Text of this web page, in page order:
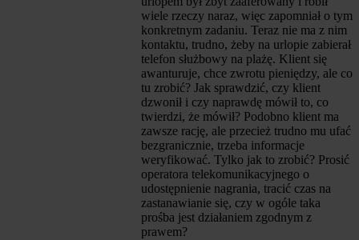
wiele rzeczy naraz, więc zapomniał o tym
konkretnym zadaniu. Teraz nie ma z nim
kontaktu, trudno, żeby na urlopie zabierał
telefon służbowy na plażę. Klient się
awanturuje, chce zwrotu pieniędzy, ale co
tu zrobić? Jak sprawdzić, czy klient
dzwonił i czy naprawdę mówił to, co
twierdzi, że mówił? Podobno klient ma
zawsze rację, ale przecież trudno mu ufać
bezgranicznie, trzeba informacje
weryfikować. Tylko jak to zrobić? Prosić
operatora telekomunikacyjnego o
udostępnienie nagrania, tracić czas na
zastanawianie się, czy w ogóle taka
prośba jest działaniem zgodnym z
prawem?